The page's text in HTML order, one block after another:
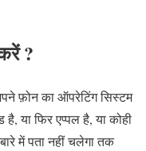
?
फ़ोन का ऑपरेटिंग सिस्टम
या फिर एप्पल है, या कोही
में पता नहीं चलेगा तक